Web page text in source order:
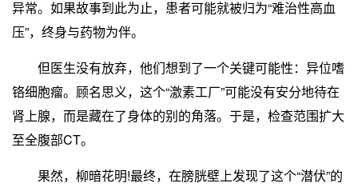
异常。如果故事到此为止，患者可能就被归为“难治性高血
压”，终身与药物为伴。
但医生没有放弃，他们想到了一个关键可能性：异位嗜
铬细胞瘤。顾名思义，这个“激素工厂”可能没有安分地待在
肾上腺，而是藏在了身体的别的角落。于是，检查范围扩大
至全腹部CT。
果然，柳暗花明!最终，在膀胱壁上发现了这个“潜伏”的